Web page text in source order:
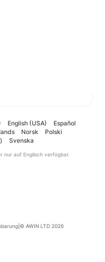
English (USA)
Español
Norsk
Polski
Svenska
nur auf Englisch verfügbar.
© AWIN LTD 2026